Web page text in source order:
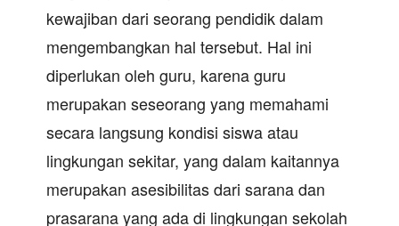
kewajiban dari seorang pendidik dalam
mengembangkan hal tersebut. Hal ini
diperlukan oleh guru, karena guru
merupakan seseorang yang memahami
secara langsung kondisi siswa atau
lingkungan sekitar, yang dalam kaitannya
merupakan asesibilitas dari sarana dan
prasarana yang ada di lingkungan sekolah